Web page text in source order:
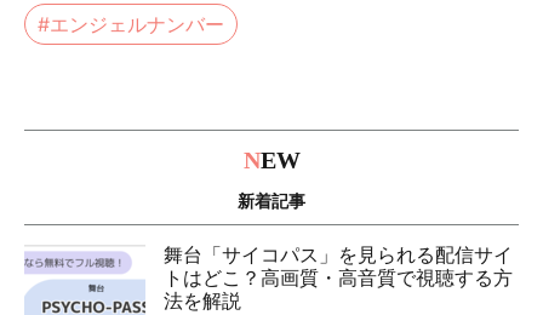
#エンジェルナンバー
NEW
新着記事
舞台「サイコパス」を見られる配信サイ
トはどこ？高画質・高音質で視聴する方
法を解説